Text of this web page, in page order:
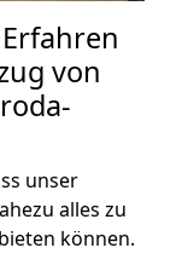
von
unser
alles zu
können.